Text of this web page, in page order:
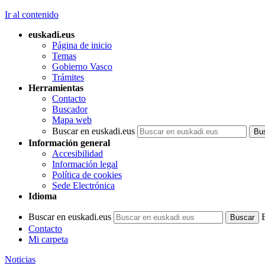
Ir al contenido
euskadi.eus
Página de inicio
Temas
Gobierno Vasco
Trámites
Herramientas
Contacto
Buscador
Mapa web
Buscar en euskadi.eus
Información general
Accesibilidad
Información legal
Política de cookies
Sede Electrónica
Idioma
Buscar en euskadi.eus
Contacto
Mi carpeta
Noticias